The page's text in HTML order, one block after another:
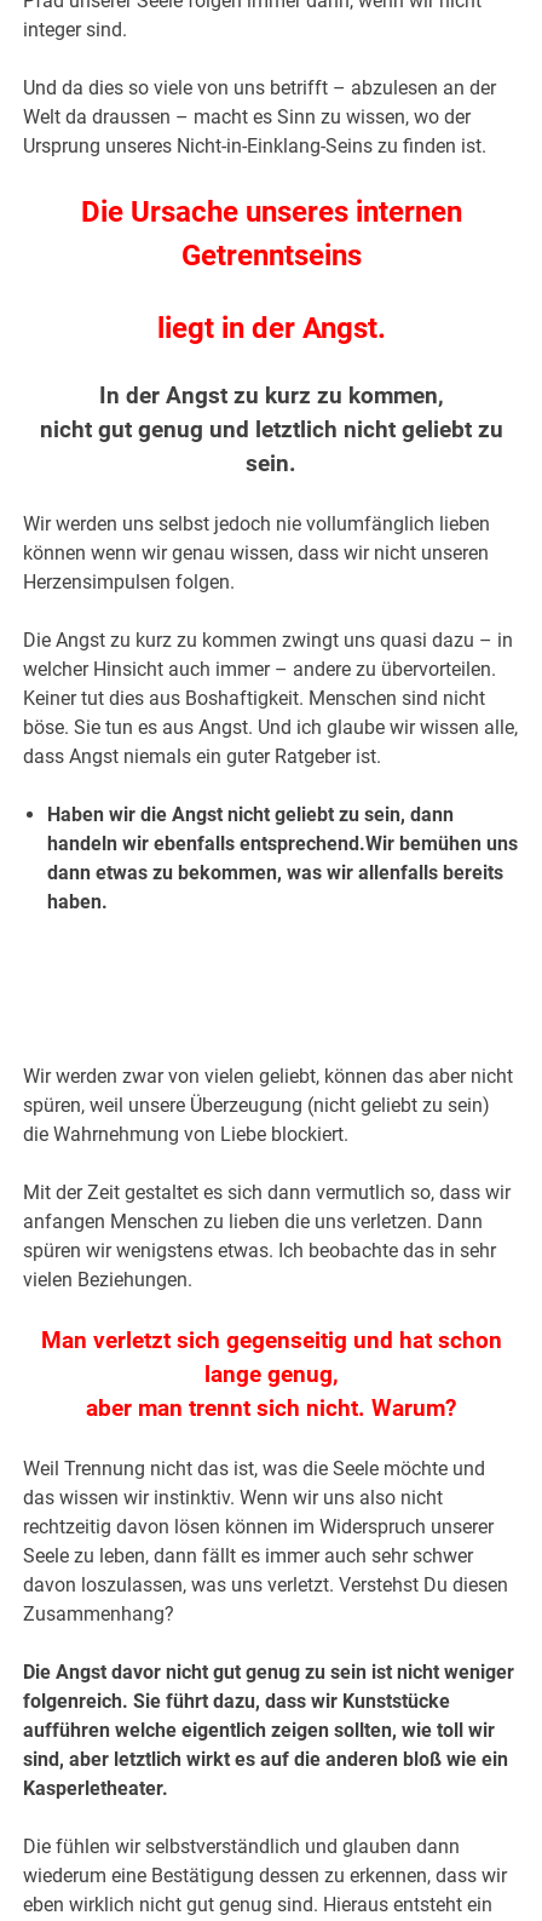
integer sind.
Und da dies so viele von uns betrifft – abzulesen an der
Welt da draussen – macht es Sinn zu wissen, wo der
Ursprung unseres Nicht-in-Einklang-Seins zu finden ist.
Die Ursache unseres internen
Getrenntseins
liegt in der Angst.
In der Angst zu kurz zu kommen,
nicht gut genug und letztlich nicht geliebt zu
sein.
Wir werden uns selbst jedoch nie vollumfänglich lieben
können wenn wir genau wissen, dass wir nicht unseren
Herzensimpulsen folgen.
Die Angst zu kurz zu kommen zwingt uns quasi dazu – in
welcher Hinsicht auch immer – andere zu übervorteilen.
Keiner tut dies aus Boshaftigkeit. Menschen sind nicht
böse. Sie tun es aus Angst. Und ich glaube wir wissen alle,
dass Angst niemals ein guter Ratgeber ist.
Haben wir die Angst nicht geliebt zu sein, dann
handeln wir ebenfalls entsprechend.Wir bemühen uns
dann etwas zu bekommen, was wir allenfalls bereits
haben.
Wir werden zwar von vielen geliebt, können das aber nicht
spüren, weil unsere Überzeugung (nicht geliebt zu sein)
die Wahrnehmung von Liebe blockiert.
Mit der Zeit gestaltet es sich dann vermutlich so, dass wir
anfangen Menschen zu lieben die uns verletzen. Dann
spüren wir wenigstens etwas. Ich beobachte das in sehr
vielen Beziehungen.
Man verletzt sich gegenseitig und hat schon
lange genug,
aber man trennt sich nicht. Warum?
Weil Trennung nicht das ist, was die Seele möchte und
das wissen wir instinktiv. Wenn wir uns also nicht
rechtzeitig davon lösen können im Widerspruch unserer
Seele zu leben, dann fällt es immer auch sehr schwer
davon loszulassen, was uns verletzt. Verstehst Du diesen
Zusammenhang?
Die Angst davor nicht gut genug zu sein ist nicht weniger
folgenreich. Sie führt dazu, dass wir Kunststücke
aufführen welche eigentlich zeigen sollten, wie toll wir
sind, aber letztlich wirkt es auf die anderen bloß wie ein
Kasperletheater.
Die fühlen wir selbstverständlich und glauben dann
wiederum eine Bestätigung dessen zu erkennen, dass wir
eben wirklich nicht gut genug sind. Hieraus entsteht ein